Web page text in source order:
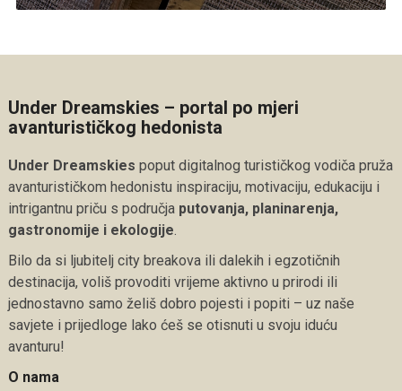
Under Dreamskies – portal po mjeri
avanturističkog hedonista
Under Dreamskies poput digitalnog turističkog vodiča pruža
avanturističkom hedonistu inspiraciju, motivaciju, edukaciju i
intrigantnu priču s područja putovanja, planinarenja,
gastronomije i ekologije
Bilo da si ljubitelj city breakova ili dalekih i egzotičnih
destinacija, voliš provoditi vrijeme aktivno u prirodi ili
jednostavno samo želiš dobro pojesti i popiti – uz naše
savjete i prijedloge lako ćeš se otisnuti u svoju iduću
avanturu!
O nama